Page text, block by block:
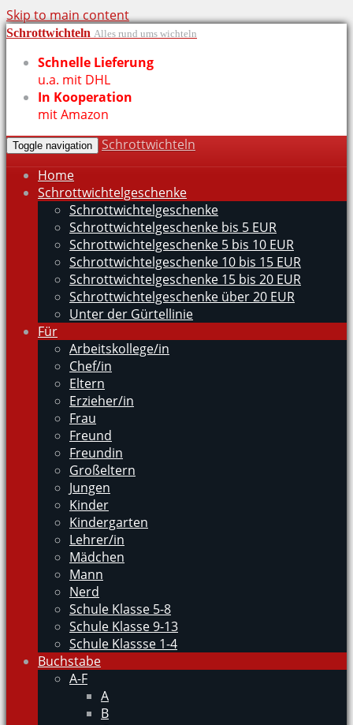
Skip to main content
Schrottwichteln Alles rund ums wichteln
Schnelle Lieferung
u.a. mit DHL
In Kooperation
mit Amazon
Toggle navigation
Schrottwichteln
Home
Schrottwichtelgeschenke
Schrottwichtelgeschenke
Schrottwichtelgeschenke bis 5 EUR
Schrottwichtelgeschenke 5 bis 10 EUR
Schrottwichtelgeschenke 10 bis 15 EUR
Schrottwichtelgeschenke 15 bis 20 EUR
Schrottwichtelgeschenke über 20 EUR
Unter der Gürtellinie
Für
Arbeitskollege/in
Chef/in
Eltern
Erzieher/in
Frau
Freund
Freundin
Großeltern
Jungen
Kinder
Kindergarten
Lehrer/in
Mädchen
Mann
Nerd
Schule Klasse 5-8
Schule Klasse 9-13
Schule Klassse 1-4
Buchstabe
A-F
A
B